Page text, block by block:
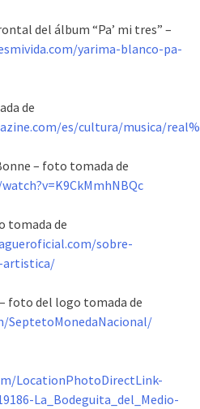
del álbum “Pa’ mi tres” –
yarima-blanco-pa-
de
es/cultura/musica/
– foto tomada de
tomada de
sobre-
artistica/
foto del logo tomada de
SeptetoMonedaNacional/
LocationPhotoDirectLink-
La_Bodeguita_del_Medio-